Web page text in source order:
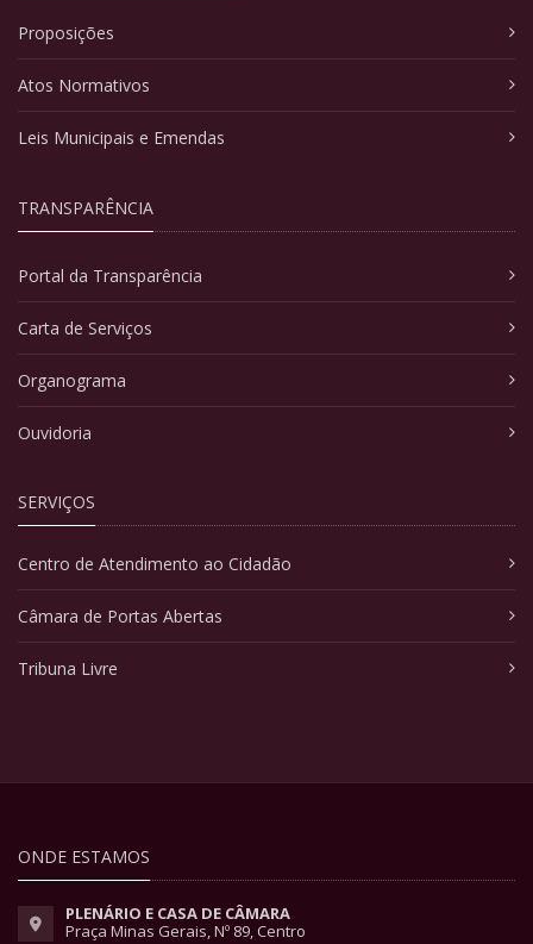
Proposições
Atos Normativos
Leis Municipais e Emendas
TRANSPARÊNCIA
Portal da Transparência
Carta de Serviços
Organograma
Ouvidoria
SERVIÇOS
Centro de Atendimento ao Cidadão
Câmara de Portas Abertas
Tribuna Livre
ONDE ESTAMOS
PLENÁRIO E CASA DE CÂMARA
Praça Minas Gerais, Nº 89, Centro